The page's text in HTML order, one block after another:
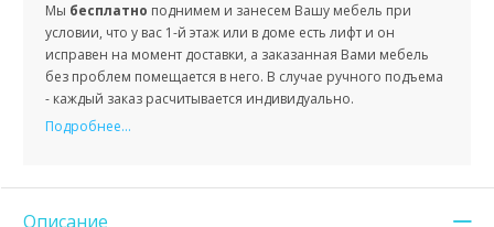
Мы бесплатно поднимем и занесем Вашу мебель при
условии, что у вас 1-й этаж или в доме есть лифт и он
исправен на момент доставки, а заказанная Вами мебель
без проблем помещается в него. В случае ручного подъема
- каждый заказ расчитывается индивидуально.
Подробнее...
Описание